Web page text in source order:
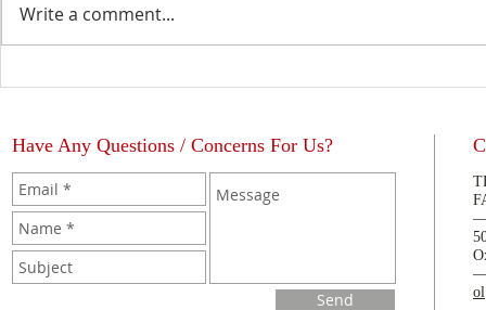
La Bendición del Sacerdote
Write a comment...
Have Any Questions / Concerns For Us?
Send